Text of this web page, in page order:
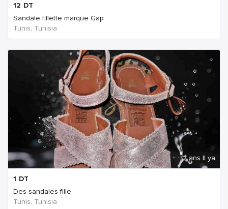
12 DT
Sandale fillette marque Gap
Tunis, Tunisia
2 ans Il ya
1 DT
Des sandales fille
Tunis, Tunisia